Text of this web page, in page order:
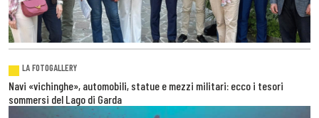
LA FOTOGALLERY
Navi «vichinghe», automobili, statue e mezzi militari: ecco i tesori
sommersi del Lago di Garda